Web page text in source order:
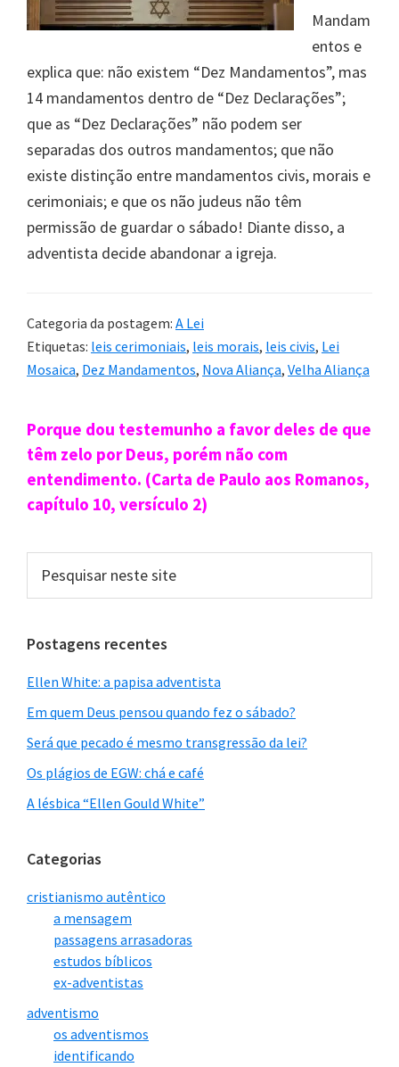
Mandam
entos e
explica que: não existem “Dez Mandamentos”, mas
14 mandamentos dentro de “Dez Declarações”;
que as “Dez Declarações” não podem ser
separadas dos outros mandamentos; que não
existe distinção entre mandamentos civis, morais e
cerimoniais; e que os não judeus não têm
permissão de guardar o sábado! Diante disso, a
adventista decide abandonar a igreja.
Categoria da postagem: A Lei
Etiquetas: leis cerimoniais, leis morais, leis civis, Lei
Mosaica, Dez Mandamentos, Nova Aliança, Velha Aliança
Sidebar
primária
Porque dou testemunho a favor deles de que
têm zelo por Deus, porém não com
entendimento. (Carta de Paulo aos Romanos,
capítulo 10, versículo 2)
neste
Postagens recentes
Ellen White: a papisa adventista
Em quem Deus pensou quando fez o sábado?
Será que pecado é mesmo transgressão da lei?
Os plágios de EGW: chá e café
A lésbica “Ellen Gould White”
Categorias
cristianismo autêntico
a mensagem
passagens arrasadoras
estudos bíblicos
ex-adventistas
adventismo
os adventismos
identificando